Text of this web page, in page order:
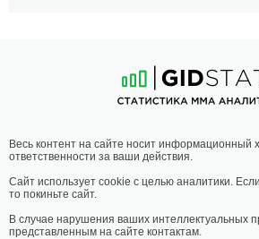
Весь контент на сайте носит информационный
ответственности за ваши действия.
Сайт использует cookie с целью аналитики.
то покиньте сайт.
В случае нарушения ваших интеллектуальных
представленным на сайте контактам.